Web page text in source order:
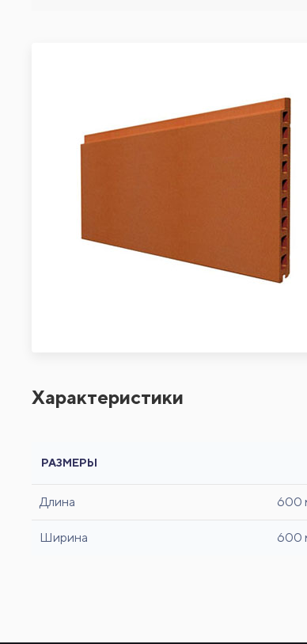
Характеристики
РАЗМЕРЫ
Длина 600
Ширина 600